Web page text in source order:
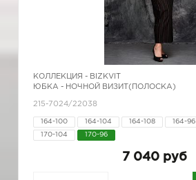
КОЛЛЕКЦИЯ - BIZKVIT
ЮБКА - НОЧНОЙ ВИЗИТ(ПОЛОСКА)
215-7024/22038
164-100 164-104 164-108 164-96
170-104 170-96
7 040 руб